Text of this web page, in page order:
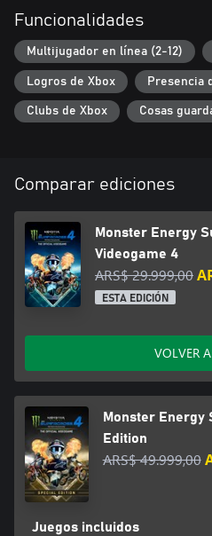
Funcionalidades
Multijugador en línea (2-12)
Logros de Xbox Presencia
Clubs de Xbox Cosas
Comparar ediciones
Monster Energy
Videogame 4
ARS$ 29.999,00
ESTA EDICIÓN
VOLVER
Monster Energy
Edition
ARS$ 49.999,00
Juegos incluidos